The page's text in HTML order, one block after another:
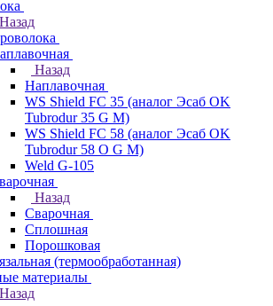
Назад
Назад
Наплавочная
WS Shield FC 35 (аналог Эсаб OK
Tubrodur 35 G M)
WS Shield FC 58 (аналог Эсаб OK
Tubrodur 58 O G M)
Weld G-105
Назад
Сварочная
Сплошная
Порошковая
(термообработанная)
материалы
Назад